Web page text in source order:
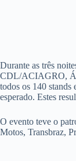
Durante as três
CDL/ACIAGRO,
todos os 140
esperado. Estes
O evento teve o
Motos, Transbraz,